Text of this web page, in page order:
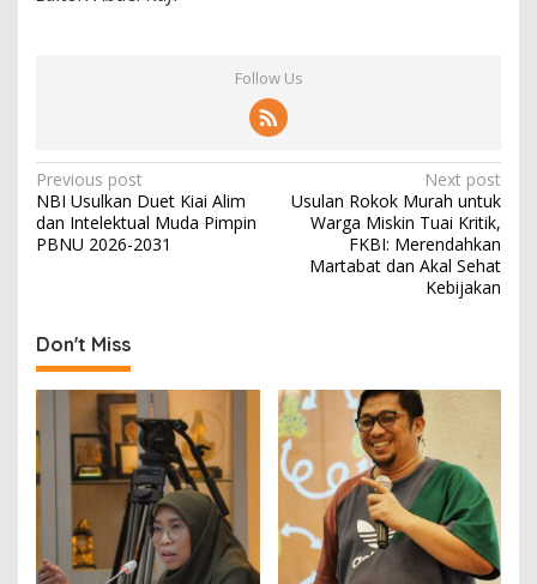
Follow Us
P
o
s
a
v
i
g
a
i
Previous post
NBI Usulkan Duet Kiai Alim
dan Intelektual Muda Pimpin
PBNU 2026-2031
Next post
Usulan Rokok Murah untuk
Warga Miskin Tuai Kritik,
FKBI: Merendahkan
Martabat dan Akal Sehat
Kebijakan
Don't Miss